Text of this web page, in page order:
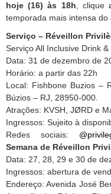
hoje (16) às 18h, clique
temporada mais intensa do
Serviço – Réveillon
Serviço All Inclusive Drink &
Data: 31 de dezembro de
Horário: a partir das 22h
Local: Fishbone Buzios –
Búzios – RJ, 28950-000.
Atrações: KVSH, JØRD e
Ingressos: Sujeito à
Redes sociais:
Semana de Réveillon
Data: 27, 28, 29 e 30 de
Ingressos: abertura de
Endereço: Avenida José